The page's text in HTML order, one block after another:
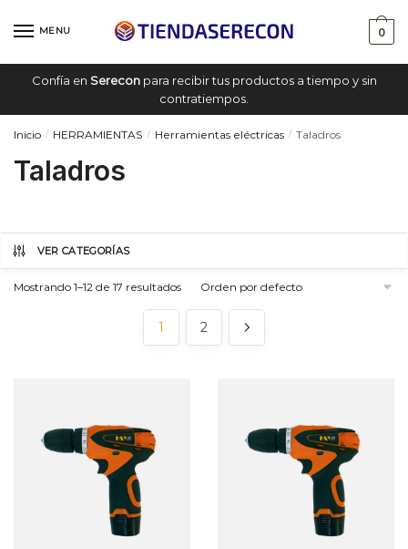
MENU 0
Confía en Sereconpara recibir tus productos a tiempo y sin
contratiempos.
Inicio / HERRAMIENTAS / Herramientas eléctricas / Taladros
Taladros
VER CATEGORÍAS
Mostrando 1–12 de 17 resultados
1 2